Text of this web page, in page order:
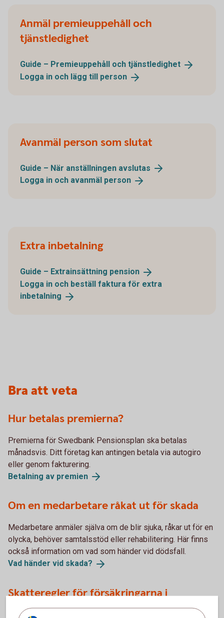
Anmäl premieuppehåll och
tjänstledighet
Guide – Premieuppehåll och tjänstledighet
Logga in och lägg till person
Avanmäl person som slutat
Guide – När anställningen avslutas
Logga in och avanmäl person
Extra inbetalning
Guide – Extrainsättning pension
Logga in och beställ faktura för extra
inbetalning
Bra att veta
Hur betalas premierna?
Premierna för Swedbank Pensionsplan ska betalas
månadsvis. Ditt företag kan antingen betala via autogiro
eller genom fakturering.
Betalning av premien
Om en medarbetare råkat ut för skada
Medarbetare anmäler själva om de blir sjuka, råkar ut för en
olycka, behöver samtalsstöd eller rehabilitering. Här finns
också information om vad som händer vid dödsfall.
Vad händer vid skada?
Skatteregler för försäkringarna i
Swedbank pensionsplan